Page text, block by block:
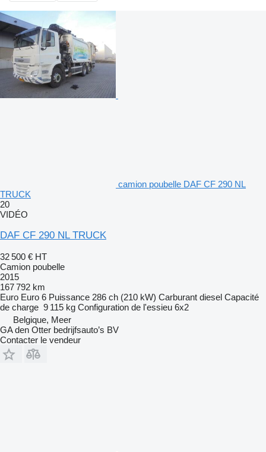
camion poubelle DAF CF 290 NL
TRUCK
20
VIDÉO
DAF CF 290 NL TRUCK
32 500 € HT
Camion poubelle
2015
167 792 km
Euro Euro 6 Puissance 286 ch (210 kW) Carburant diesel Capacité
de charge 9 115 kg Configuration de l'essieu 6x2
Belgique, Meer
GA den Otter bedrijfsauto’s BV
Contacter le vendeur